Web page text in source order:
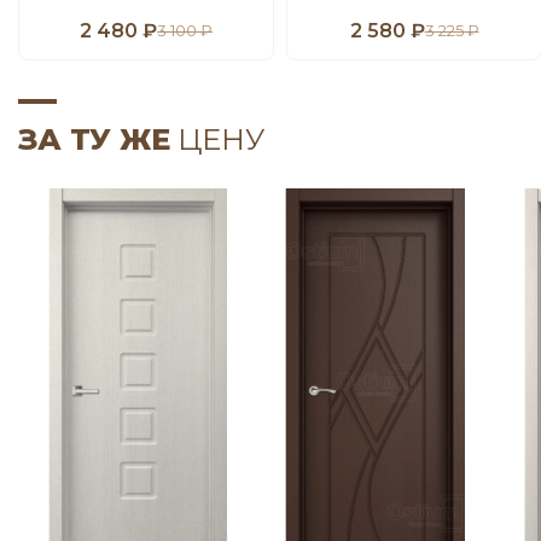
2 480 ₽3 100 ₽ 2 580 ₽3 225 ₽
ЗА ТУ ЖЕ ЦЕНУ